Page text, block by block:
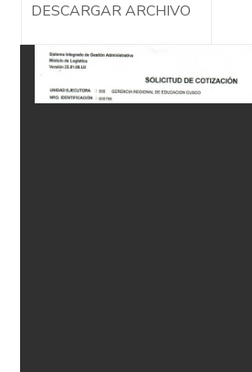
DESCARGAR ARCHIVO